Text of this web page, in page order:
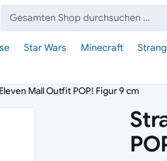
Suche:
Star Wars Minecraft
Mall Outfit POP! Figur 9 cm